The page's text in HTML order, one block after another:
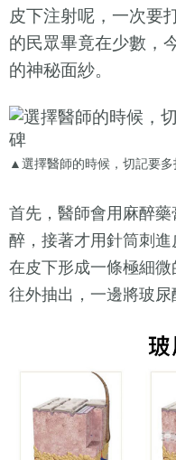
皮下注射呢，一次要
的民眾畢竟在少數，
的神秘面紗。
▲選擇醫師的時候，切記要
首先，醫師會用麻醉
醉，接著才用針筒刺
在皮下形成一條極細
往外抽出，一邊將玻尿